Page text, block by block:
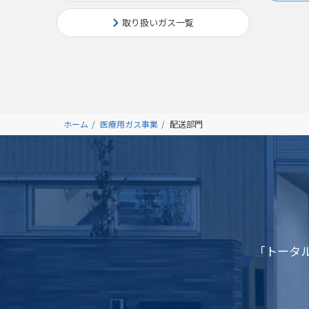
取り扱いガス一覧
ホーム 医療用ガス事業 配送部門
「トー